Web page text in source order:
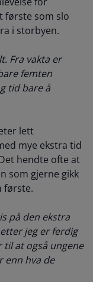
første som slo
i storbyen.
Fra vakta er
femten
tid bare å
lett
mye ekstra tid
hendte ofte at
som gjerne gikk
første.
på den ekstra
jeg er ferdig
til at også ungene
enn hva de